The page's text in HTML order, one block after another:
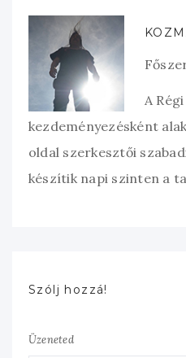
A
kezdeményezésként
oldal szerkesztői
készítik napi szinten a
Szólj hozzá!
Üzeneted